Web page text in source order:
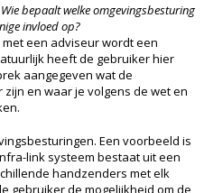
Wie bepaalt welke omgevingsbesturing
invloed op?
met een adviseur wordt een
heeft de gebruiker hier
aangegeven wat de
en waar je volgens de wet en
Een voorbeeld is
link systeem bestaat uit een
handzenders met elk
gebruiker de mogelijkheid om de